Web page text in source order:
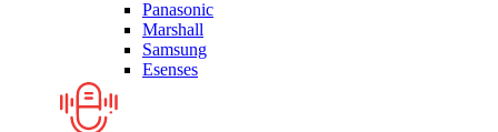
Panasonic
Marshall
Samsung
Esenses